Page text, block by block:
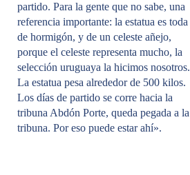
partido. Para la gente que no sabe, una
referencia importante: la estatua es toda
de hormigón, y de un celeste añejo,
porque el celeste representa mucho, la
selección uruguaya la hicimos nosotros.
La estatua pesa alrededor de 500 kilos.
Los días de partido se corre hacia la
tribuna Abdón Porte, queda pegada a la
tribuna. Por eso puede estar ahí».